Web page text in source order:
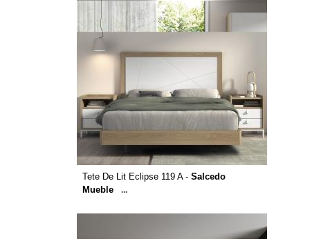
Tete De Lit Eclipse 119 A - Salcedo
Mueble
...